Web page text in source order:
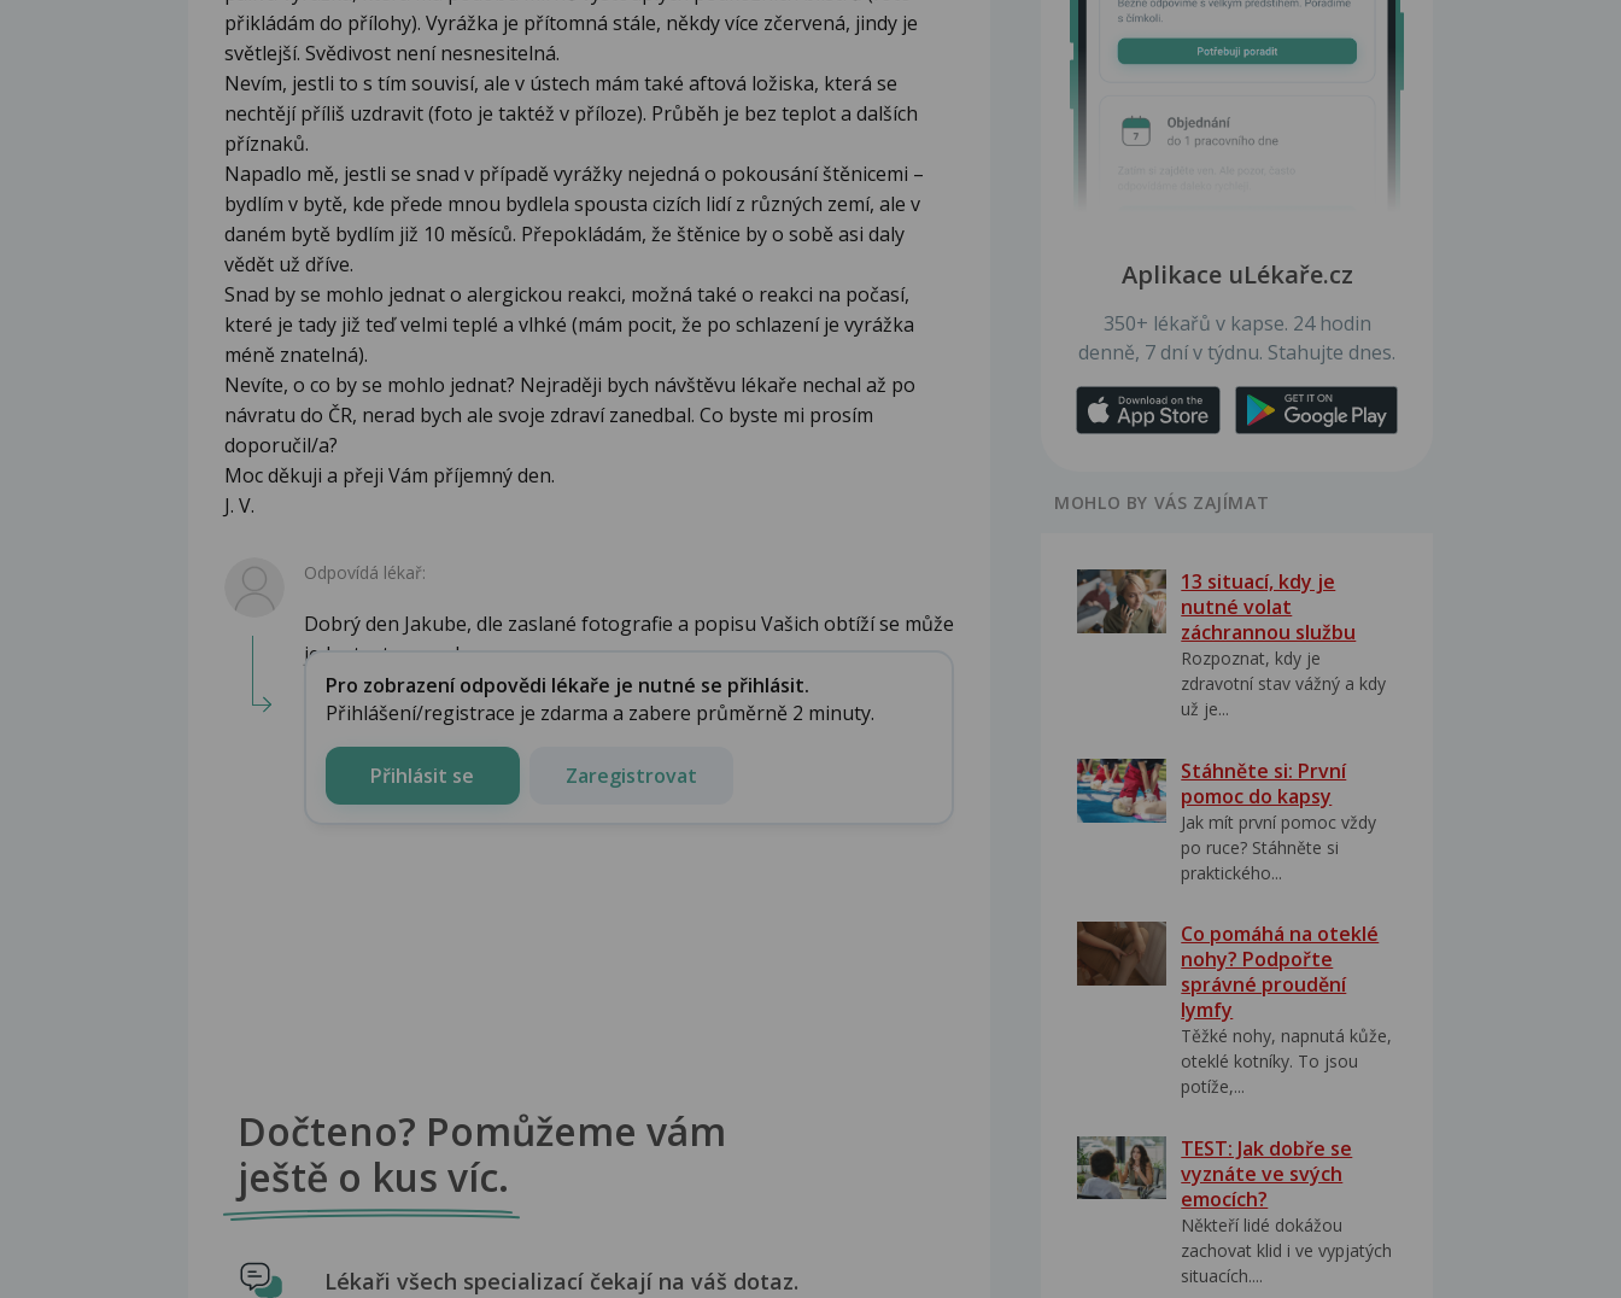
přikládám do přílohy). Vyrážka je přítomná stále, někdy více zčervená, jindy je
světlejší. Svědivost není nesnesitelná.
Nevím, jestli to s tím souvisí, ale v ústech mám také aftová ložiska, která se
nechtějí příliš uzdravit (foto je taktéž v příloze). Průběh je bez teplot a dalších
příznaků.
Napadlo mě, jestli se snad v případě vyrážky nejedná o pokousání štěnicemi –
bydlím v bytě, kde přede mnou bydlela spousta cizích lidí z různých zemí, ale v
daném bytě bydlím již 10 měsíců. Přepokládám, že štěnice by o sobě asi daly
vědět už dříve.
Snad by se mohlo jednat o alergickou reakci, možná také o reakci na počasí,
které je tady již teď velmi teplé a vlhké (mám pocit, že po schlazení je vyrážka
méně znatelná).
Nevíte, o co by se mohlo jednat? Nejraději bych návštěvu lékaře nechal až po
návratu do ČR, nerad bych ale svoje zdraví zanedbal. Co byste mi prosím
doporučil/a?
Moc děkuji a přeji Vám příjemný den.
J. V.
Odpovídá lékař:
Dobrý den Jakube, dle zaslané fotografie a popisu Vašich obtíží se může
jednat o tzv. syndro...
Pro zobrazení odpovědi lékaře je nutné se přihlásit.
Přihlášení/registrace je zdarma a zabere průměrně 2 minuty.
Přihlásit se Zaregistrovat
Dočteno? Pomůžeme vám
ještě o kus víc.
Lékaři všech specializací čekají na váš dotaz.
Aplikace uLékaře.cz
350+ lékařů v kapse. 24 hodin
denně, 7 dní v týdnu. Stahujte dnes.
MOHLO BY VÁS ZAJÍMAT
13 situací, kdy je
nutné volat
záchrannou službu
Rozpoznat, kdy je
zdravotní stav vážný a kdy
už je...
Stáhněte si: První
pomoc do kapsy
Jak mít první pomoc vždy
po ruce? Stáhněte si
praktického...
Co pomáhá na oteklé
nohy? Podpořte
správné proudění
lymfy
Těžké nohy, napnutá kůže,
oteklé kotníky. To jsou
potíže,...
TEST: Jak dobře se
vyznáte ve svých
emocích?
Někteří lidé dokážou
zachovat klid i ve vypjatých
situacích....